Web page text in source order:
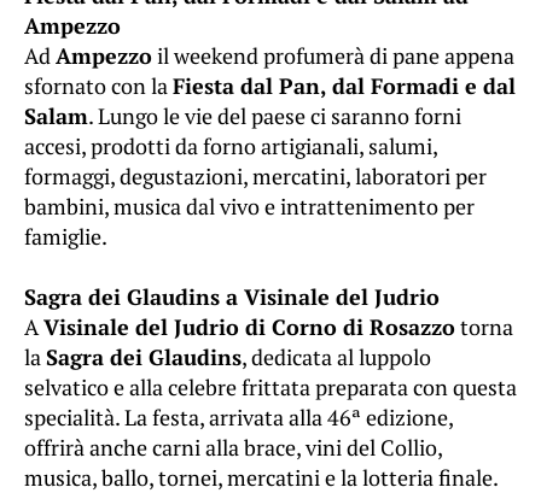
Ampezzo
Ad Ampezzoil weekend profumerà di pane appena
sfornato con la Fiesta dal Pan, dal Formadi e dal
Salam. Lungo le vie del paese ci saranno forni
accesi, prodotti da forno artigianali, salumi,
formaggi, degustazioni, mercatini, laboratori per
bambini, musica dal vivo e intrattenimento per
famiglie.
Sagra dei Glaudins a Visinale del Judrio
A Visinale del Judrio di Corno di Rosazzotorna
la Sagra dei Glaudins, dedicata al luppolo
selvatico e alla celebre frittata preparata con questa
specialità. La festa, arrivata alla 46ª edizione,
offrirà anche carni alla brace, vini del Collio,
musica, ballo, tornei, mercatini e la lotteria finale.